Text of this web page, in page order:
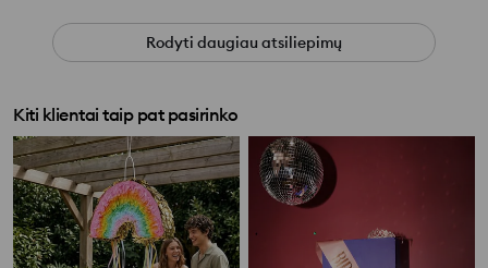
Rodyti daugiau atsiliepimų
Kiti klientai taip pat pasirinko